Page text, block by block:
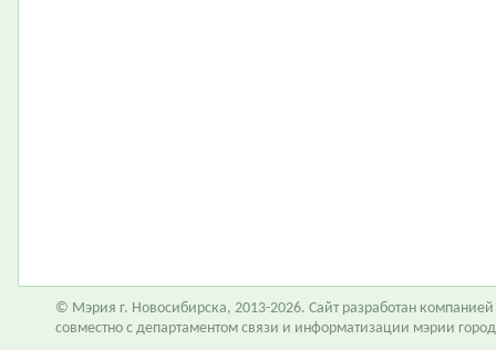
© Мэрия г. Новосибирска, 2013-2026. Сайт разработан компанией
совместно с департаментом связи и информатизации мэрии